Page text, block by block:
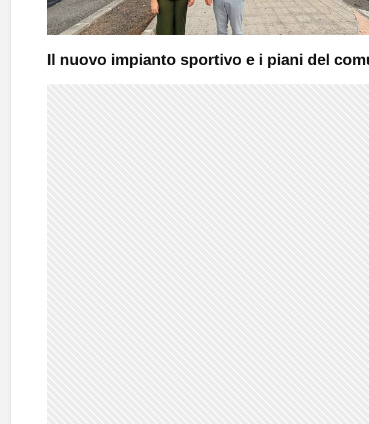
Il nuovo impianto sportivo e i piani del